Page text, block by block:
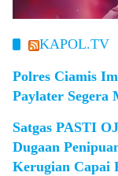
KAPOL.TV
Polres Ciamis
Paylater Segera
Satgas PASTI
Dugaan
Kerugian Capai